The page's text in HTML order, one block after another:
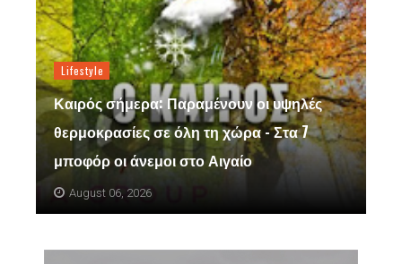
Lifestyle
Καιρός σήμερα: Παραμένουν οι υψηλές
θερμοκρασίες σε όλη τη χώρα - Στα 7
μποφόρ οι άνεμοι στο Αιγαίο
August 06, 2026